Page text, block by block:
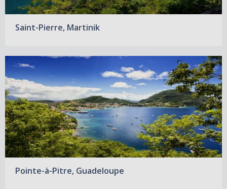
Saint-Pierre, Martinik
Pointe-à-Pitre, Guadeloupe